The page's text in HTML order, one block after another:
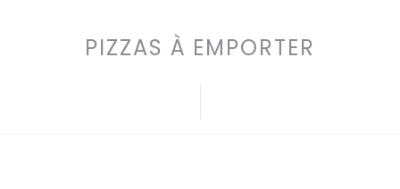
PIZZAS À EMPORTER